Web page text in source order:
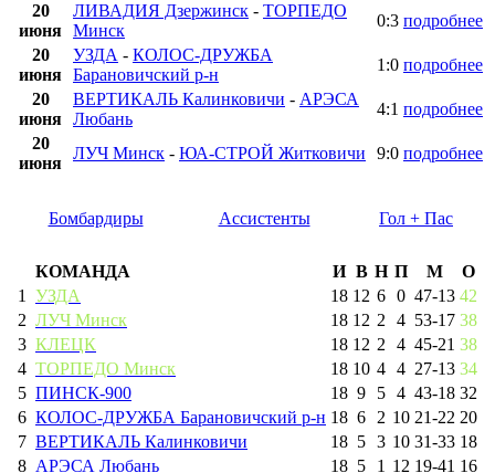
20
июня
ЛИВАДИЯ Дзержинск - ТОРПЕДО
Минск
0:3 подробнее
20
июня
УЗДА - КОЛОС-ДРУЖБА
Барановичский р-н
1:0 подробнее
20
июня
ВЕРТИКАЛЬ Калинковичи - АРЭСА
Любань
4:1 подробнее
20
июня
ЛУЧ Минск - ЮА-СТРОЙ Житковичи 9:0 подробнее
Бомбардиры Ассистенты Гол + Пас
КОМАНДА И В Н П М
О
1
УЗДА 18 12 6 0 47-13 42
2 ЛУЧ Минск 18 12 2 4 53-17 38
3 КЛЕЦК 18 12 2 4 45-21 38
4 ТОРПЕДО Минск 18 10 4 4 27-13 34
5 ПИНСК-900 18 9 5 4 43-18 32
6 КОЛОС-ДРУЖБА Барановичский р-н 18 6 2 10 21-22 20
7 ВЕРТИКАЛЬ Калинковичи 18 5 3 10 31-33 18
8 АРЭСА Любань 18 5 1 12 19-41 16